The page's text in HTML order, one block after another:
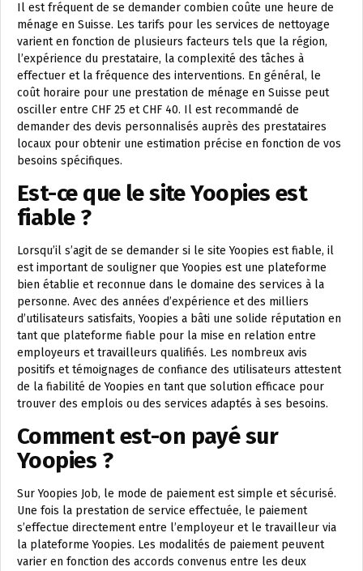
Il est fréquent de se demander combien coûte une heure de
ménage en Suisse. Les tarifs pour les services de nettoyage
varient en fonction de plusieurs facteurs tels que la région,
l’expérience du prestataire, la complexité des tâches à
effectuer et la fréquence des interventions. En général, le
coût horaire pour une prestation de ménage en Suisse peut
osciller entre CHF 25 et CHF 40. Il est recommandé de
demander des devis personnalisés auprès des prestataires
locaux pour obtenir une estimation précise en fonction de vos
besoins spécifiques.
Est-ce que le site Yoopies est
fiable ?
Lorsqu’il s’agit de se demander si le site Yoopies est fiable, il
est important de souligner que Yoopies est une plateforme
bien établie et reconnue dans le domaine des services à la
personne. Avec des années d’expérience et des milliers
d’utilisateurs satisfaits, Yoopies a bâti une solide réputation en
tant que plateforme fiable pour la mise en relation entre
employeurs et travailleurs qualifiés. Les nombreux avis
positifs et témoignages de confiance des utilisateurs attestent
de la fiabilité de Yoopies en tant que solution efficace pour
trouver des emplois ou des services adaptés à ses besoins.
Comment est-on payé sur
Yoopies ?
Sur Yoopies Job, le mode de paiement est simple et sécurisé.
Une fois la prestation de service effectuée, le paiement
s’effectue directement entre l’employeur et le travailleur via
la plateforme Yoopies. Les modalités de paiement peuvent
varier en fonction des accords convenus entre les deux